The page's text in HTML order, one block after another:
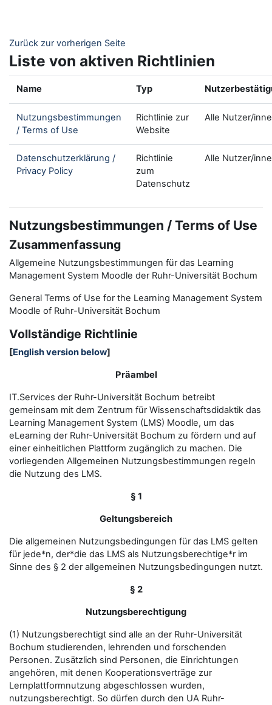
Zurück zur vorherigen Seite
Liste von aktiven Richtlinien
Name Typ
Nutzungsbestimmungen
/ Terms of Use
Richtlinie zur
Website
Alle Nutzer/
Datenschutzerklärung /
Privacy Policy
Richtlinie
zum
Datenschutz
Alle Nutzer/
Nutzungsbestimmungen / Terms of Use
Zusammenfassung
Allgemeine Nutzungsbestimmungen für das Learning
Management System Moodle der Ruhr-Universität Bochum
General Terms of Use for the Learning Management System
Moodle of Ruhr-Universität Bochum
Vollständige Richtlinie
[English version below]
Präambel
IT.Services der Ruhr-Universität Bochum betreibt
gemeinsam mit dem Zentrum für Wissenschaftsdidaktik das
Learning Management System (LMS) Moodle, um das
eLearning der Ruhr-Universität Bochum zu fördern und auf
einer einheitlichen Plattform zugänglich zu machen. Die
vorliegenden Allgemeinen Nutzungsbestimmungen regeln
die Nutzung des LMS.
§ 1
Geltungsbereich
Die allgemeinen Nutzungsbedingungen für das LMS gelten
für jede*n, der*die das LMS als Nutzungsberechtige*r im
Sinne des § 2 der allgemeinen Nutzungsbedingungen nutzt.
§ 2
Nutzungsberechtigung
(1) Nutzungsberechtigt sind alle an der Ruhr-Universität
Bochum studierenden, lehrenden und forschenden
Personen. Zusätzlich sind Personen, die Einrichtungen
angehören, mit denen Kooperationsverträge zur
Lernplattformnutzung abgeschlossen wurden,
nutzungsberechtigt. So dürfen durch den UA Ruhr-